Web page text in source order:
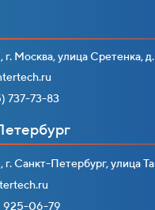
г. Москва, улица Сретенка, д.
737-73-83
г. Санкт-Петербург, улица
925-06-79